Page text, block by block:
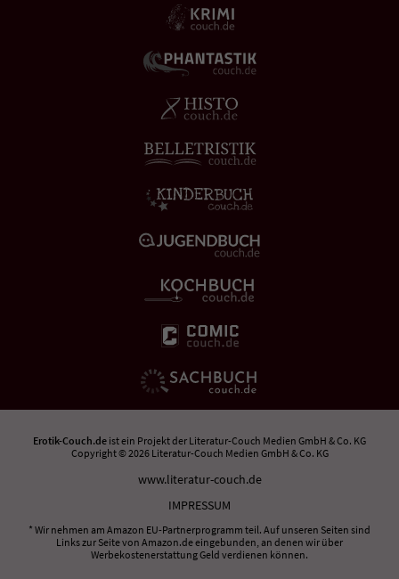
Erotik-Couch.de ist ein Projekt der Literatur-Couch Medien GmbH & Co. KG
Copyright © 2026 Literatur-Couch Medien GmbH & Co. KG
www.literatur-couch.de
IMPRESSUM
* Wir nehmen am Amazon EU-Partnerprogramm teil. Auf unseren Seiten sind
Links zur Seite von Amazon.de eingebunden, an denen wir über
Werbekostenerstattung Geld verdienen können.